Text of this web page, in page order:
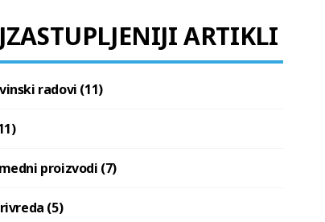
ARTIKLI
radovi (11)
proizvodi (7)
(5)